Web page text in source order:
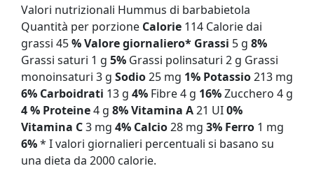
Valori nutrizionali Hummus di barbabietola
Quantità per porzione Calorie 114 Calorie dai
grassi 45% Valore giornaliero* Grassi 5 g 8%
Grassi saturi 1 g 5% Grassi polinsaturi 2 g Grassi
monoinsaturi 3 g Sodio25 mg 1% Potassio213 mg
6% Carboidrati 13 g 4% Fibre 4 g 16%Zucchero 4 g
4 % Proteine​​4 g 8%Vitamina A21 UI0%
Vitamina C3 mg 4% Calcio28 mg 3% Ferro 1 mg
6%* I valori giornalieri percentuali si basano su
una dieta da 2000 calorie.